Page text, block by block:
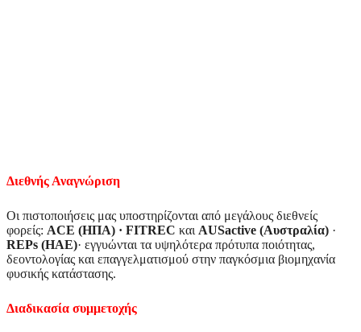
Διεθνής Αναγνώριση
Οι πιστοποιήσεις μας υποστηρίζονται από μεγάλους διεθνείς
φορείς: ACE (ΗΠΑ) · FITREC και AUSactive (Αυστραλία) ·
REPs (ΗΑΕ)· εγγυώνται τα υψηλότερα πρότυπα ποιότητας,
δεοντολογίας και επαγγελματισμού στην παγκόσμια βιομηχανία
φυσικής κατάστασης.
Διαδικασία συμμετοχής